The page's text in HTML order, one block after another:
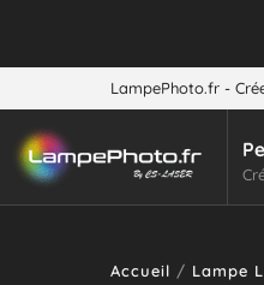
LampePhoto.fr -
Accueil / Lampe